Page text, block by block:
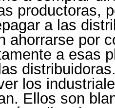
productoras,
a las
ahorrarse por
a esas
los
Ellos son